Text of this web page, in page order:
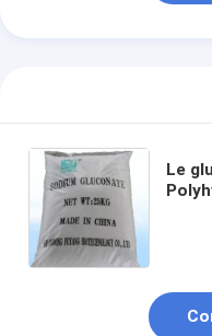
Aperçu
A propos de nous
Le